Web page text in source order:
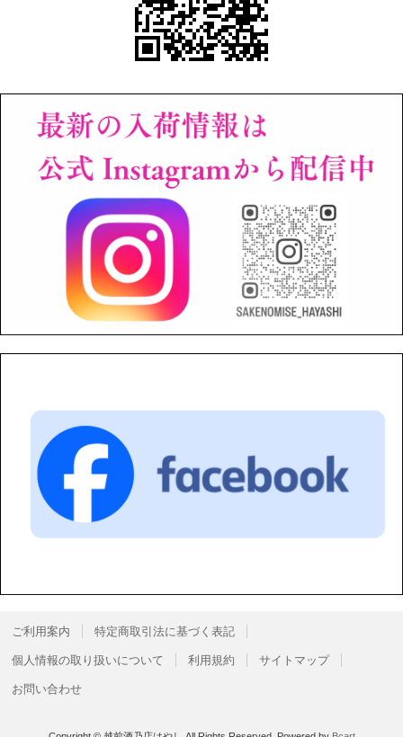
ご利用案内 特定商取引法に基づく表記
個人情報の取り扱いについて 利用規約 サイトマップ
お問い合わせ